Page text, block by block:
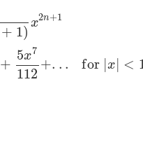
+ 1)
x2n+1
+
5x7
112
+. . . for x <